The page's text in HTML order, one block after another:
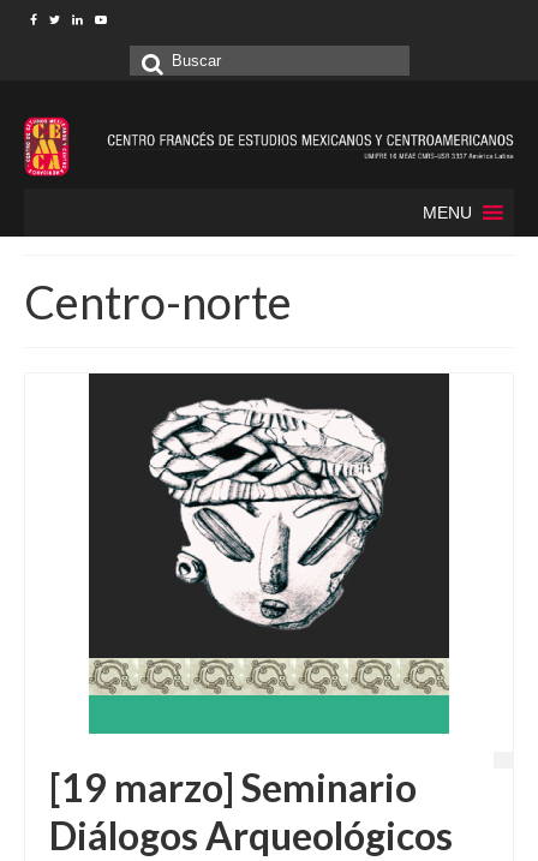
Buscar
MENU
Centro-norte
[19 marzo] Seminario
Diálogos Arqueológicos